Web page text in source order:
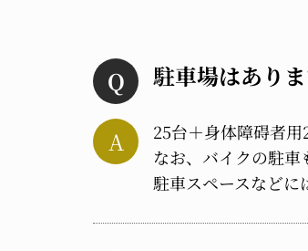
駐車場はあり
25台＋身体障碍者用
なお、バイクの駐車
駐車スペースなどに